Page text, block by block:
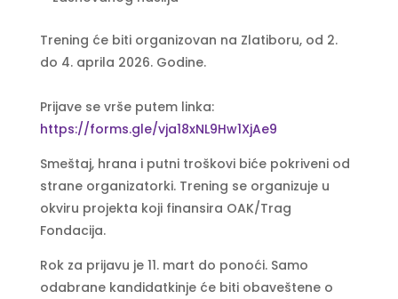
Trening će biti organizovan na Zlatiboru, od 2.
do 4. aprila 2026. Godine.
Prijave se vrše putem linka:
https://forms.gle/vja18xNL9Hw1XjAe9
Smeštaj, hrana i putni troškovi biće pokriveni od
strane organizatorki. Trening se organizuje u
okviru projekta koji finansira OAK/Trag
Fondacija.
Rok za prijavu je 11. mart do ponoći. Samo
odabrane kandidatkinje će biti obaveštene o